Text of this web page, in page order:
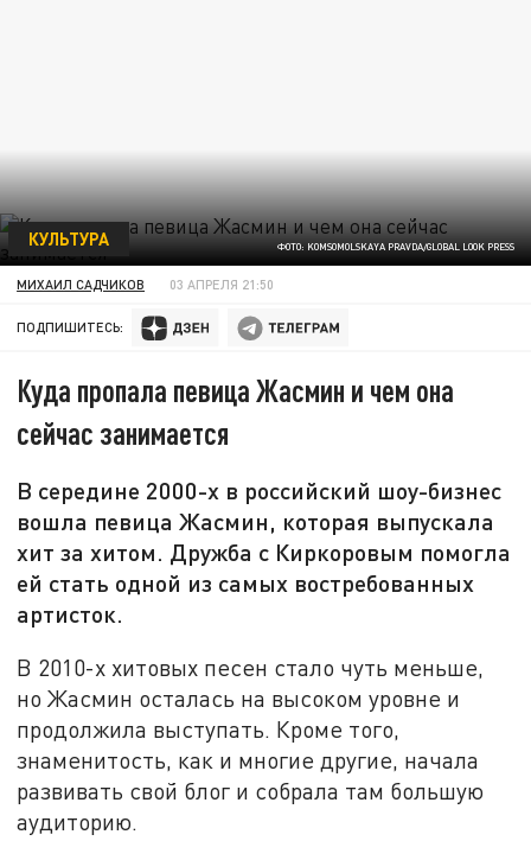
ФОТО: KOMSOMOLSKAYA PRAVDA/GLOBAL LOOK PRESS
КУЛЬТУРА
МИХАИЛ САДЧИКОВ 03 АПРЕЛЯ 21:50
ПОДПИШИТЕСЬ:
Куда пропала певица Жасмин и чем она
сейчас занимается
В середине 2000-х в российский шоу-бизнес
вошла певица Жасмин, которая выпускала
хит за хитом. Дружба с Киркоровым помогла
ей стать одной из самых востребованных
артисток.
В 2010-х хитовых песен стало чуть меньше,
но Жасмин осталась на высоком уровне и
продолжила выступать. Кроме того,
знаменитость, как и многие другие, начала
развивать свой блог и собрала там большую
аудиторию.